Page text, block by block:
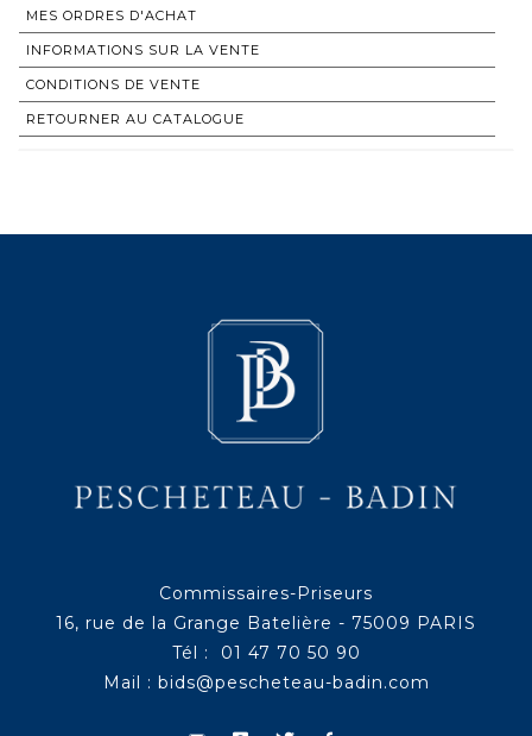
MES ORDRES D'ACHAT
INFORMATIONS SUR LA VENTE
CONDITIONS DE VENTE
RETOURNER AU CATALOGUE
Commissaires-Priseurs
16, rue de la Grange Batelière - 75009 PARIS
Tél : 01 47 70 50 90
Mail : bids@pescheteau-badin.com